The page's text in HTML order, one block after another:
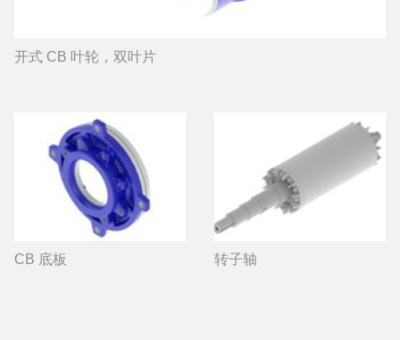
开式 CB 叶轮，双叶片
CB 底板 转子轴